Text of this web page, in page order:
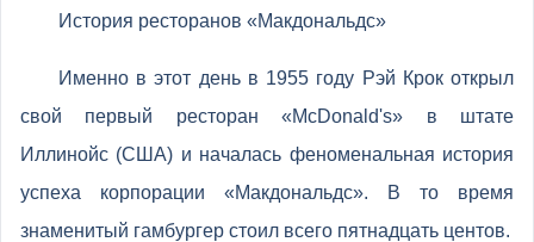
История ресторанов «Макдональдс»
Именно в этот день в 1955 году Рэй Крок открыл
свой первый ресторан «McDonald's» в штате
Иллинойс (США) и началась феноменальная история
успеха корпорации «Макдональдс». В то время
знаменитый гамбургер стоил всего пятнадцать центов.